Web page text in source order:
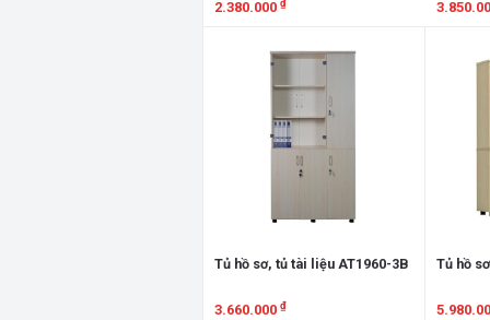
2.380.000 ₫
Tủ hồ sơ, tủ tài liệu AT1960-3B
3.660.000 ₫
Tủ hồ